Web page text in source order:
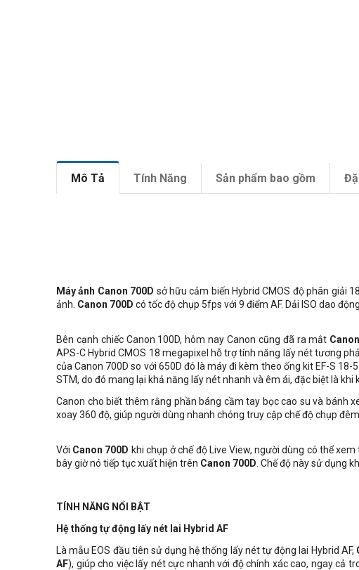
Mô Tả Tính Năng Sản phẩm bao gồm
Máy ảnh Canon 700D sở hữu cảm biến Hybrid CMOS độ phân giải
ảnh. Canon 700D có tốc độ chụp 5fps với 9 điểm AF. Dải ISO dao
Bên cạnh chiếc Canon 100D, hôm nay Canon cũng đã ra mắt
APS-C Hybrid CMOS 18 megapixel hỗ trợ tính năng lấy nét tương
của Canon 700D so với 650D đó là máy đi kèm theo ống kit EF-S
STM, do đó mang lại khả năng lấy nét nhanh và êm ái, đặc biệt là khi
Canon cho biết thêm rằng phần báng cầm tay bọc cao su và bánh
xoay 360 độ, giúp người dùng nhanh chóng truy cập chế độ chụp
Với Canon 700D khi chụp ở chế độ Live View, người dùng có thể
bây giờ nó tiếp tục xuất hiện trên Canon 700D . Chế độ này sử dụng
TÍNH NĂNG NỔI BẬT
Hệ thống tự động lấy nét lai Hybrid AF
Là mẫu EOS đầu tiên sử dụng hệ thống lấy nét tự động lai Hybrid AF,
AF), giúp cho việc lấy nét cực nhanh với độ chính xác cao, ngay cả